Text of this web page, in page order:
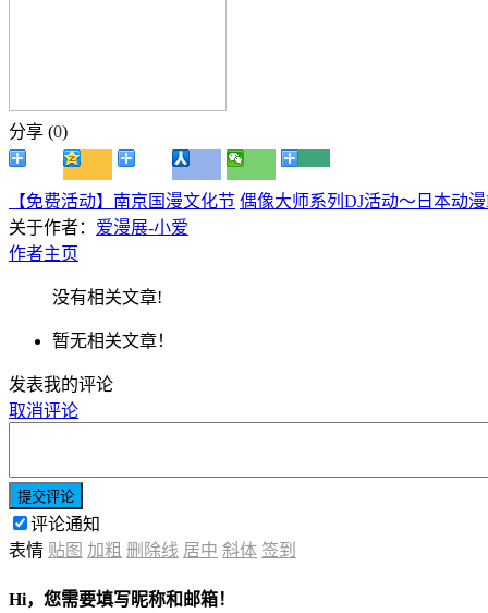
分享 (0)
【免费活动】南京国漫文化节 偶像大师系列DJ活动～日本动
关于作者： 爱漫展-小爱
作者主页
没有相关文章!
暂无相关文章！
发表我的评论
取消评论
提交评论
评论通知
表情 贴图 加粗 删除线 居中 斜体 签到
Hi，您需要填写昵称和邮箱！